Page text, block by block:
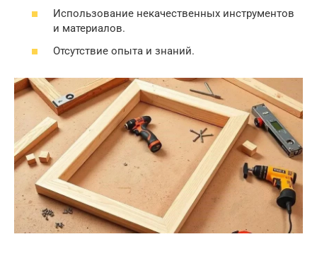
Использование некачественных инструментов
и материалов.
Отсутствие опыта и знаний.